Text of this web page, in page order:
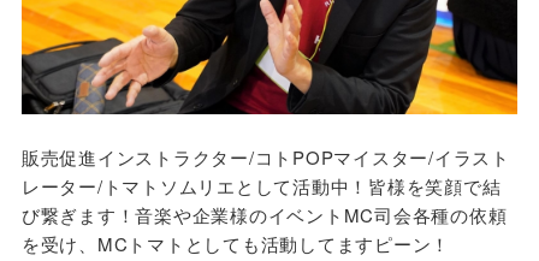
販売促進インストラクター/コトPOPマイスター/イラスト
レーター/トマトソムリエとして活動中！皆様を笑顔で結
び繋ぎます！音楽や企業様のイベントMC司会各種の依頼
を受け、MCトマトとしても活動してますピーン！